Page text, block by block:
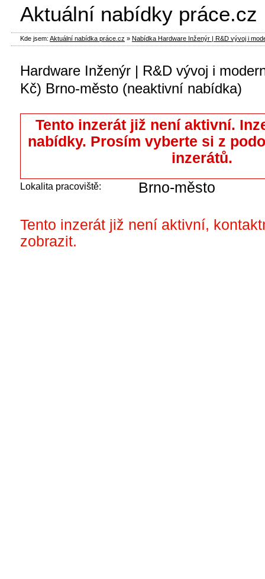
Hardware Inženýr | R&D vývoj i
Kč) Brno-město (neaktivní nabídka)
Tento inzerát již není aktivní.
nabídky. Prosím vyberte si z
inzerátů.
Lokalita pracoviště: Brno-město
Tento inzerát již není aktivní,
zobrazit.
Aktuální nabídky práce.cz
Kde jsem: Aktuální nabídka práce.cz » Nabídka Hardware Inženýr | R&D vývoj i